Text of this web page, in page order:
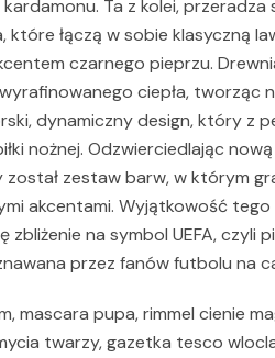
Ta z kolei,
łączą w sobie klasyczną
czarnego pieprzu.
ciepła, tworząc
dynamiczny design, który z
nożnej. Odzwierciedlając
został zestaw barw, w którym
akcentami. Wyjątkowość
zbliżenie na symbol UEFA, czyli
przez fanów futbolu na
mascara pupa, rimmel cienie
twarzy, gazetka tesco